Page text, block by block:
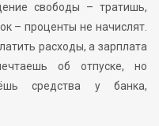
свободы – тратишь,
– проценты не начислят.
расходы, а зарплата
об отпуске, но
средства у банка,